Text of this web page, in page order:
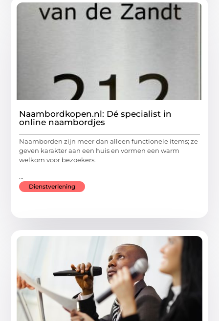
Naambordkopen.nl: Dé specialist in
online naambordjes
Naamborden zijn meer dan alleen functionele items; ze
geven karakter aan een huis en vormen een warm
welkom voor bezoekers.
...
Dienstverlening